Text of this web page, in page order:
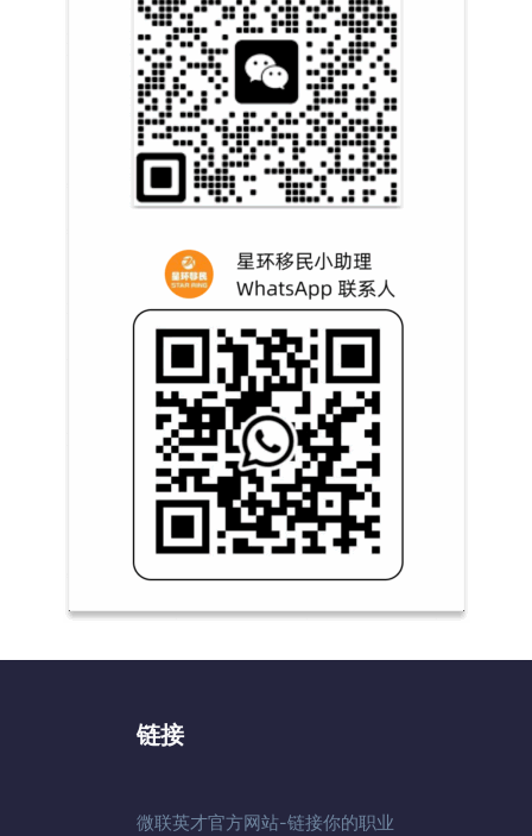
链接
微联英才官方网站-链接你的职业